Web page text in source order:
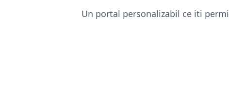
Un portal personalizabil ce iti